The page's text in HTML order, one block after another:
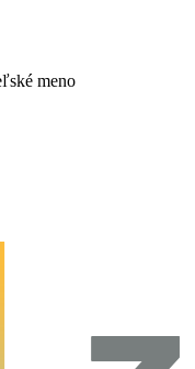
meno